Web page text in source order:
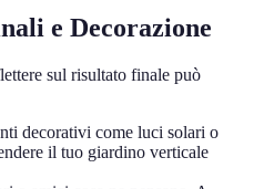
e Decorazione
sul risultato finale può
decorativi come luci solari o
il tuo giardino verticale